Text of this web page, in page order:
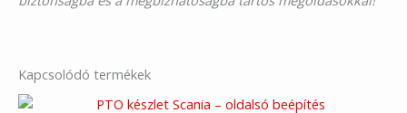
Kapcsolódó termékek